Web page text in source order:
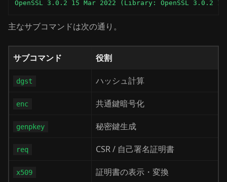
OpenSSL 3.0.2 15 Mar 2022 (Library: OpenSSL 3.0.2
主なサブコマンドは次の通り。
サブコマンド 役割
dgst ハッシュ計算
enc 共通鍵暗号化
genpkey 秘密鍵生成
req CSR / 自己署名証明書
x509 証明書の表示・変換